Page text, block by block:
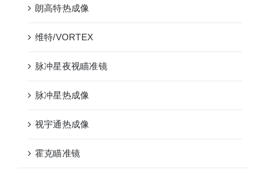
朗高特热成像
维特/VORTEX
脉冲星夜视瞄准镜
脉冲星热成像
视宇通热成像
霍克瞄准镜